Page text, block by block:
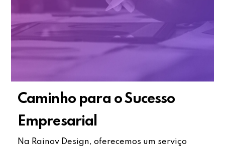
Caminho para o Sucesso
Empresarial
Na Rainov Design, oferecemos um serviço